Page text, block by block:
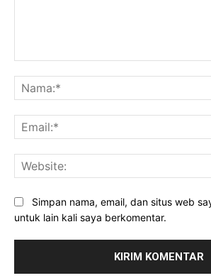
Simpan nama, email, dan situs web
untuk lain kali saya berkomentar.